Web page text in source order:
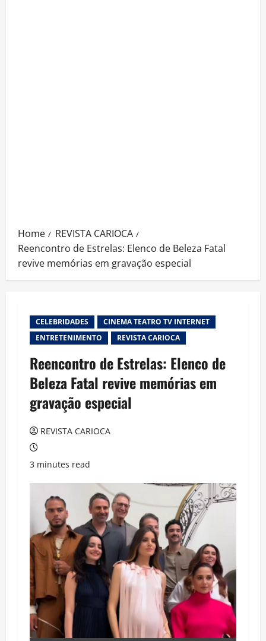
Home
REVISTA CARIOCA
Reencontro de Estrelas: Elenco de Beleza Fatal
revive memórias em gravação especial
CELEBRIDADES
CINEMA TEATRO TV INTERNET
ENTRETENIMENTO
REVISTA CARIOCA
Reencontro de Estrelas: Elenco de
Beleza Fatal revive memórias em
gravação especial
REVISTA CARIOCA
3 minutes read